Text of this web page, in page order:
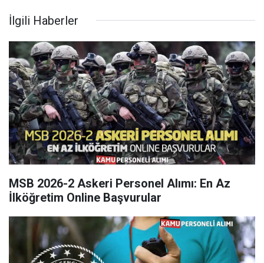
İlgili Haberler
MSB 2026-2 Askeri Personel Alımı: En Az
İlköğretim Online Başvurular